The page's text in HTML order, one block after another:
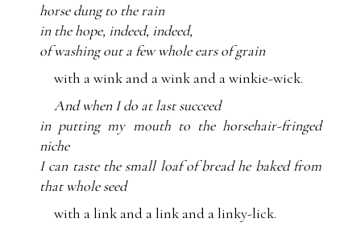
horse dung to the rain
in the hope, indeed, indeed,
of washing out a few whole ears of grain
with a wink and a wink and a winkie-wick.
And when I do at last succeed
in putting my mouth to the horsehair-fringed
niche
I can taste the small loaf of bread he baked from
that whole seed
with a link and a link and a linky-lick.